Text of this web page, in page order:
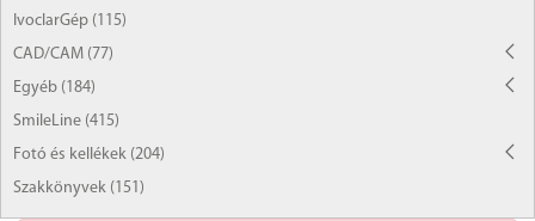
IvoclarGép (115)
CAD/CAM (77)
Egyéb (184)
SmileLine (415)
Fotó és kellékek (204)
Szakkönyvek (151)